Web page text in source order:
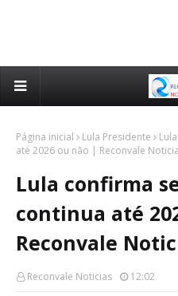
Página inicial Lula Presidente
até 2026 ou não | Reconvale
Lula confirma
continua até
Reconvale
Reconvale Noticias 12:02